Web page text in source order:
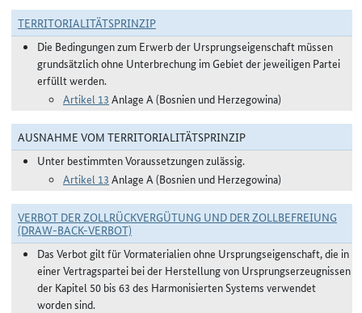
TERRITORIALITÄTSPRINZIP
Die Bedingungen zum Erwerb der Ursprungseigenschaft müssen
grundsätzlich ohne Unterbrechung im Gebiet der jeweiligen Partei
erfüllt werden.
Artikel 13 Anlage A (Bosnien und Herzegowina)
AUSNAHME VOM TERRITORIALITÄTSPRINZIP
Unter bestimmten Voraussetzungen zulässig.
Artikel 13 Anlage A (Bosnien und Herzegowina)
VERBOT DER ZOLLRÜCKVERGÜTUNG UND DER ZOLLBEFREIUNG
(DRAW-BACK-VERBOT)
Das Verbot gilt für Vormaterialien ohne Ursprungseigenschaft, die in
einer Vertragspartei bei der Herstellung von Ursprungserzeugnissen
der Kapitel 50 bis 63 des Harmonisierten Systems verwendet
worden sind.